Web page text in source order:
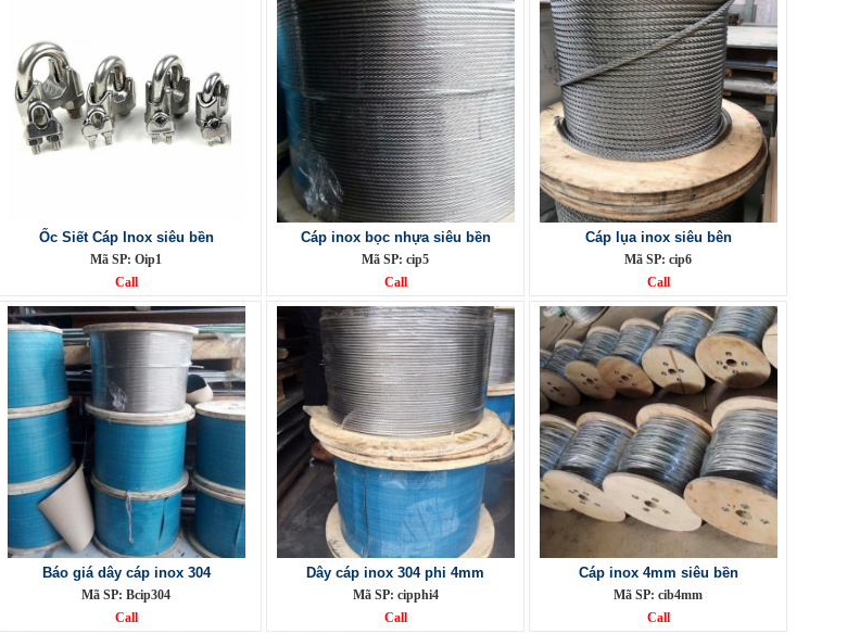
Ốc Siết Cáp Inox siêu bền
Mã SP: Oip1
Call
Cáp inox bọc nhựa siêu bền
Mã SP: cip5
Call
Cáp lụa inox siêu bên
Mã SP: cip6
Call
Báo giá dây cáp inox 304
Mã SP: Bcip304
Call
Dây cáp inox 304 phi 4mm
Mã SP: cipphi4
Call
Cáp inox 4mm siêu bền
Mã SP: cib4mm
Call